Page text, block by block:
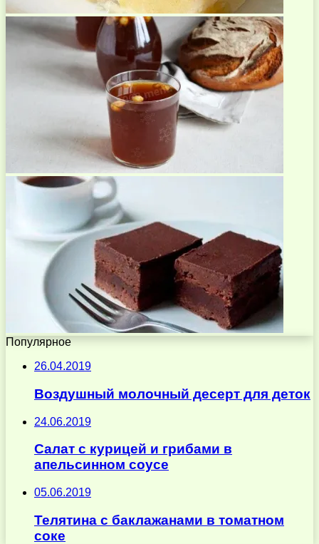
Популярное
26.04.2019
Воздушный молочный десерт для деток
24.06.2019
Салат с курицей и грибами в
апельсинном соусе
05.06.2019
Телятина с баклажанами в томатном
соке